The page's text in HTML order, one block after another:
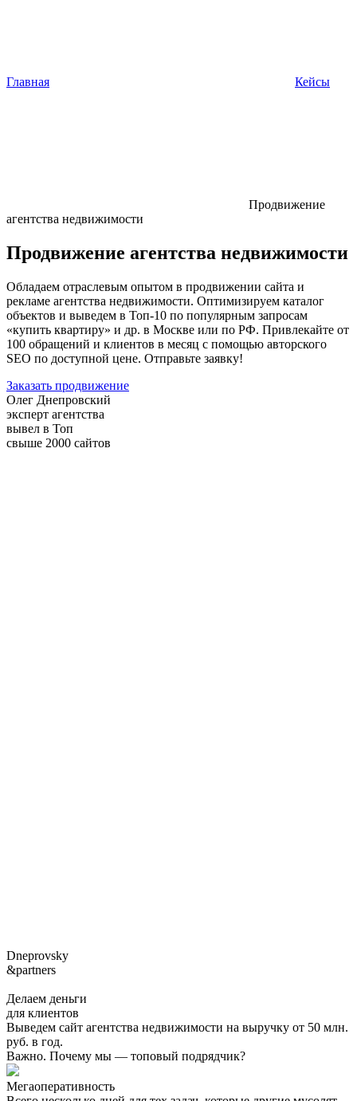
Главная Кейсы
Продвижение
агентства недвижимости
Продвижение агентства недвижимости
Обладаем отраслевым опытом в продвижении сайта и
рекламе агентства недвижимости. Оптимизируем каталог
объектов и выведем в Топ-10 по популярным запросам
«купить квартиру» и др. в Москве или по РФ. Привлекайте от
100 обращений и клиентов в месяц с помощью авторского
SEO по доступной цене. Отправьте заявку!
Заказать продвижение
Олег Днепровский
эксперт агентства
вывел в Топ
свыше 2000 сайтов
Dneprovsky
&partners
Делаем деньги
для клиентов
Выведем сайт агентства недвижимости на выручку от 50 млн.
руб. в год.
Важно. Почему мы — топовый подрядчик?
Мегаоперативность